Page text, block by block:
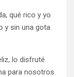
qué rico y yo
y sin una gota
lo disfruté
para nosotros.